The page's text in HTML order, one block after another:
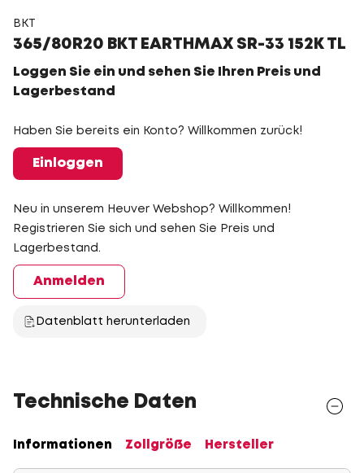
BKT
365/80R20 BKT EARTHMAX SR-33 152K TL
Loggen Sie ein und sehen Sie Ihren Preis und
Lagerbestand
Haben Sie bereits ein Konto? Willkommen zurück!
Einloggen
Neu in unserem Heuver Webshop? Willkommen!
Registrieren Sie sich und sehen Sie Preis und
Lagerbestand.
Anmelden
Datenblatt herunterladen
Technische Daten
Informationen Zollgröße Hersteller